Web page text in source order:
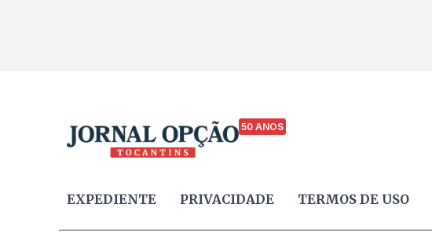
50 ANOS
EXPEDIENTE PRIVACIDADE TERMOS DE USO